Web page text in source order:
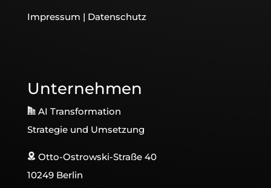
Impressum | Datenschutz
Unternehmen
AI Transformation
Strategie und Umsetzung
Otto-Ostrowski-Straße 40
10249 Berlin